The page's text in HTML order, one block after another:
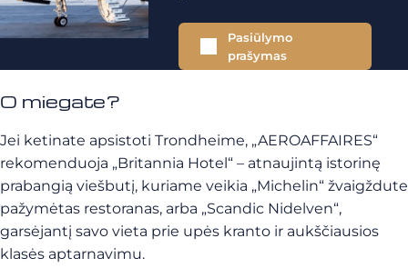
Pasiūlymo
prašymas
O miegate?
Jei ketinate apsistoti Trondheime, „AEROAFFAIRES“
rekomenduoja „Britannia Hotel“ – atnaujintą istorinę
prabangią viešbutį, kuriame veikia „Michelin“ žvaigždute
pažymėtas restoranas, arba „Scandic Nidelven“,
garsėjantį savo vieta prie upės kranto ir aukščiausios
klasės aptarnavimu.